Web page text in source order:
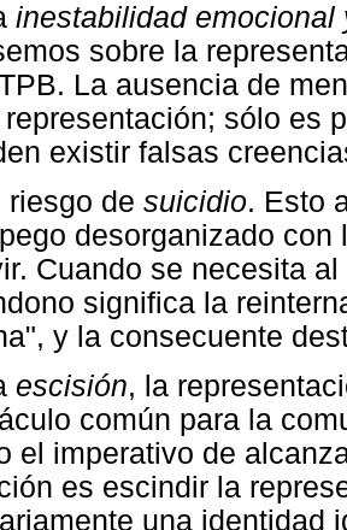
inestabilidad emocional
sobre la
La ausencia de
representación; sólo es
existir falsas
riesgo de suicidio. Esto
desorganizado
Cuando se necesita
significa la
y la consecuente
escisión, la
común para la
el imperativo de
es escindir la
una identidad